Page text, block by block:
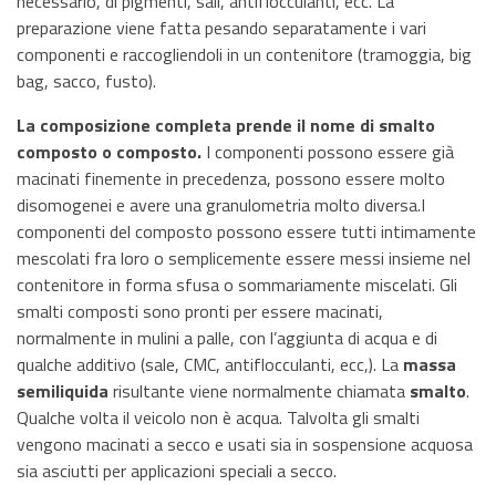
preparazione viene fatta pesando separatamente i vari
componenti e raccogliendoli in un contenitore (tramoggia, big
bag, sacco, fusto).
La composizione completa prende il nome di smalto
composto o composto. I componenti possono essere già
macinati finemente in precedenza, possono essere molto
disomogenei e avere una granulometria molto diversa.I
componenti del composto possono essere tutti intimamente
mescolati fra loro o semplicemente essere messi insieme nel
contenitore in forma sfusa o sommariamente miscelati. Gli
smalti composti sono pronti per essere macinati,
normalmente in mulini a palle, con l’aggiunta di acqua e di
qualche additivo (sale, CMC, antiflocculanti, ecc,). La massa
semiliquida risultante viene normalmente chiamata smalto.
Qualche volta il veicolo non è acqua. Talvolta gli smalti
vengono macinati a secco e usati sia in sospensione acquosa
sia asciutti per applicazioni speciali a secco.